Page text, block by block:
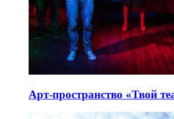
Арт-пространство «Твой